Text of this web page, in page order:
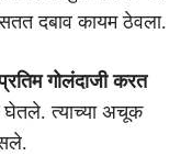
दबाव कायम ठेवला.
गोलंदाजी करत
घेतले. त्याच्या अचूक